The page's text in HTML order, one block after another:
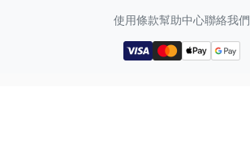
使用條款幫助中心聯絡我們